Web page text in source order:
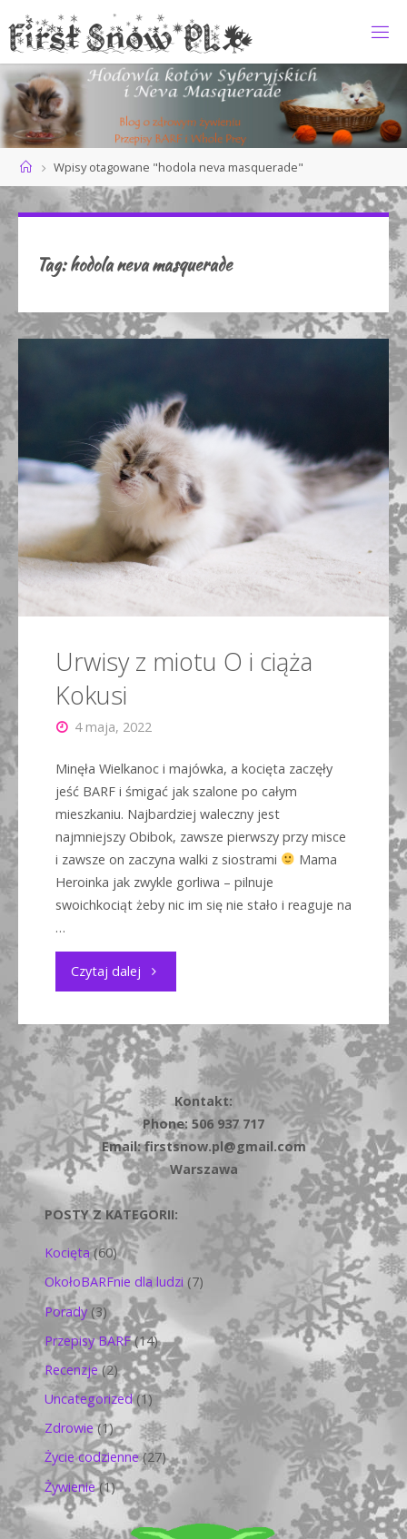
Przejdź
do
treści
IR
ST
N
O
W*
PL
Strona
główna
Wpisy otagowane "hodola neva masquerade"
Tag:hodola neva masquerade
Urwisy z miotu O i ciąża
Kokusi
4 maja, 2022
Minęła Wielkanoc i majówka, a kocięta zaczęły
jeść BARF i śmigać jak szalone po całym
mieszkaniu. Najbardziej waleczny jest
najmniejszy Obibok, zawsze pierwszy przy misce
i zawsze on zaczyna walki z siostrami
Mama
Heroinka jak zwykle gorliwa – pilnuje
swoichkociąt żeby nic im się nie stało i reaguje na
…
Czytaj dalej "Urwisy
miotu
O
i
ciąża
Kokusi"
Kontakt:
Phone: 506 937 717
Email: firstsnow.pl@gmail.com
Warszawa
POSTY Z KATEGORII:
Kocięta(60)
OkołoBARFnie dla ludzi (7)
Porady(3)
Przepisy BARF(14)
Recenzje(2)
Uncategorized(1)
Zdrowie(1)
Życie codzienne(27)
Żywienie(1)